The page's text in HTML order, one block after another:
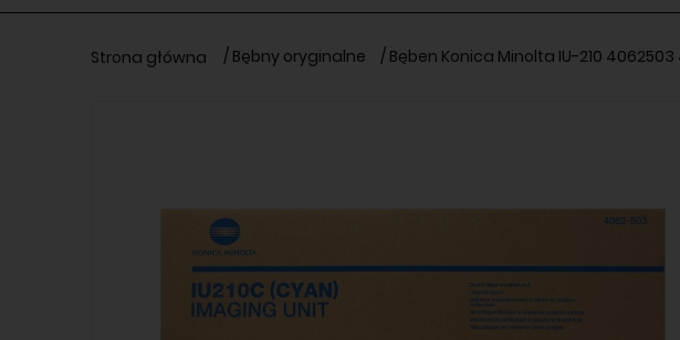
Strona główna / Bębny oryginalne / Bęben Konica Minolta IU-210 4062503